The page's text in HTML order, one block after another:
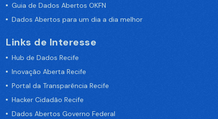
Guia de Dados Abertos OKFN
Dados Abertos para um dia a dia melhor
Links de Interesse
Hub de Dados Recife
Inovação Aberta Recife
Portal da Transparência Recife
Hacker Cidadão Recife
Dados Abertos Governo Federal